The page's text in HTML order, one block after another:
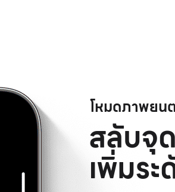
โหมดภาพยน
สลับจุ
เพิ่มร